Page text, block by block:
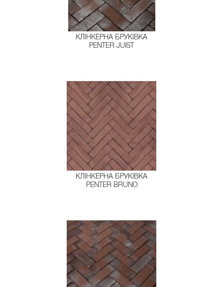
КЛІНКЕРНА БРУКІВКА
PENTER JUIST
КЛІНКЕРНА БРУКІВКА
PENTER BRUNO